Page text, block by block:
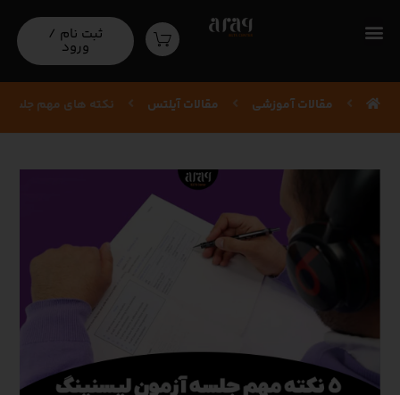
ثبت نام /
ورود
نکته های مهم جلسه آزمون لیسنینگ + 5
مورد مهم
مقالات آموزشی‌ مقالات آیلتس نکته های مهم جلسه